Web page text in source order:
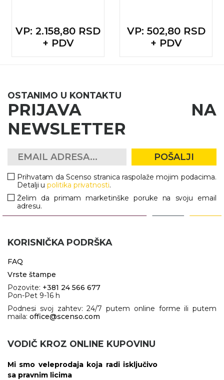
VP: 2.158,80 RSD
+ PDV
VP: 502,80 RSD
+ PDV
OSTANIMO U KONTAKTU
PRIJAVA NA
NEWSLETTER
POŠALJI
Prihvatam da Scenso stranica raspolaže mojim podacima.
Detalji upolitika privatnosti.
Želim da primam marketinške poruke na svoju email
adresu.
KORISNIČKA PODRŠKA
FAQ
Vrste štampe
Pozovite: +381 24 566 677
Pon-Pet 9-16 h
Podnesi svoj zahtev: 24/7 putem online forme ili putem
maila: office@scenso.com
VODIČ KROZ ONLINE KUPOVINU
Mi smo veleprodaja koja radi isključivo
sa pravnim licima